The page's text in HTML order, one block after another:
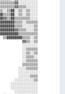
▓▓▒▒░░▒▒
░░░░░░░░
░░▒▒▒▒▒▒
░░▒▒░░▒▒
░░▒▒▒▒░░
░░▒▒▒▒▒▒
▒▒▒▒▒▒▒▒
░░░░▒▒▒▒▒▒
░░░░░░░░░░
░░░░░░▒▒▒▒
░░░░░░░░░░▒▒
░░░░░░░░░░░░░░
░░░░░░░░░░░░░░
░░░░░░░░░░░░